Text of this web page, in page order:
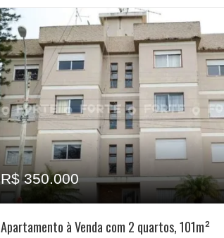
R$ 350.000
Apartamento à Venda com 2 quartos, 101m²